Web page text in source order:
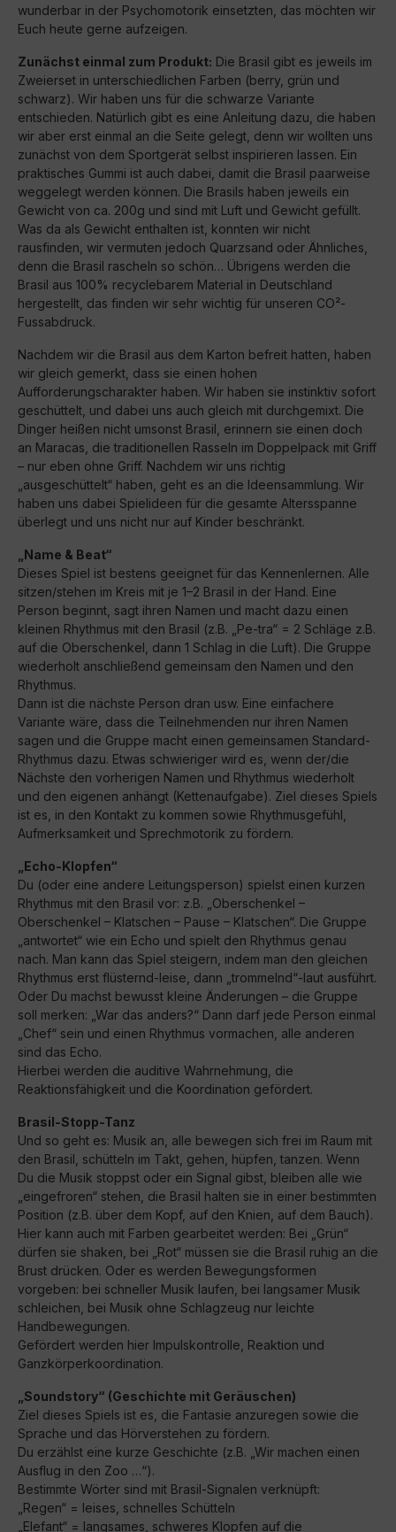
wunderbar in der Psychomotorik einsetzten, das möchten wir
Euch heute gerne aufzeigen.
Zunächst einmal zum Produkt: Die Brasil gibt es jeweils im
Zweierset in unterschiedlichen Farben (berry, grün und
schwarz). Wir haben uns für die schwarze Variante
entschieden. Natürlich gibt es eine Anleitung dazu, die haben
wir aber erst einmal an die Seite gelegt, denn wir wollten uns
zunächst von dem Sportgerät selbst inspirieren lassen. Ein
praktisches Gummi ist auch dabei, damit die Brasil paarweise
weggelegt werden können. Die Brasils haben jeweils ein
Gewicht von ca. 200g und sind mit Luft und Gewicht gefüllt.
Was da als Gewicht enthalten ist, konnten wir nicht
rausfinden, wir vermuten jedoch Quarzsand oder Ähnliches,
denn die Brasil rascheln so schön… Übrigens werden die
Brasil aus 100% recyclebarem Material in Deutschland
hergestellt, das finden wir sehr wichtig für unseren CO²-
Fussabdruck.
Nachdem wir die Brasil aus dem Karton befreit hatten, haben
wir gleich gemerkt, dass sie einen hohen
Aufforderungscharakter haben. Wir haben sie instinktiv sofort
geschüttelt, und dabei uns auch gleich mit durchgemixt. Die
Dinger heißen nicht umsonst Brasil, erinnern sie einen doch
an Maracas, die traditionellen Rasseln im Doppelpack mit Griff
– nur eben ohne Griff. Nachdem wir uns richtig
„ausgeschüttelt“ haben, geht es an die Ideensammlung. Wir
haben uns dabei Spielideen für die gesamte Altersspanne
überlegt und uns nicht nur auf Kinder beschränkt.
„Name & Beat“
Dieses Spiel ist bestens geeignet für das Kennenlernen. Alle
sitzen/stehen im Kreis mit je 1–2 Brasil in der Hand. Eine
Person beginnt, sagt ihren Namen und macht dazu einen
kleinen Rhythmus mit den Brasil (z.B. „Pe-tra“ = 2 Schläge z.B.
auf die Oberschenkel, dann 1 Schlag in die Luft). Die Gruppe
wiederholt anschließend gemeinsam den Namen und den
Rhythmus.
Dann ist die nächste Person dran usw. Eine einfachere
Variante wäre, dass die Teilnehmenden nur ihren Namen
sagen und die Gruppe macht einen gemeinsamen Standard-
Rhythmus dazu. Etwas schwieriger wird es, wenn der/die
Nächste den vorherigen Namen und Rhythmus wiederholt
und den eigenen anhängt (Kettenaufgabe). Ziel dieses Spiels
ist es, in den Kontakt zu kommen sowie Rhythmusgefühl,
Aufmerksamkeit und Sprechmotorik zu fördern.
„Echo-Klopfen“
Du (oder eine andere Leitungsperson) spielst einen kurzen
Rhythmus mit den Brasil vor: z.B. „Oberschenkel –
Oberschenkel – Klatschen – Pause – Klatschen“. Die Gruppe
„antwortet“ wie ein Echo und spielt den Rhythmus genau
nach. Man kann das Spiel steigern, indem man den gleichen
Rhythmus erst flüsternd-leise, dann „trommelnd“-laut ausführt.
Oder Du machst bewusst kleine Änderungen – die Gruppe
soll merken: „War das anders?“ Dann darf jede Person einmal
„Chef“ sein und einen Rhythmus vormachen, alle anderen
sind das Echo.
Hierbei werden die auditive Wahrnehmung, die
Reaktionsfähigkeit und die Koordination gefördert.
Brasil-Stopp-Tanz
Und so geht es: Musik an, alle bewegen sich frei im Raum mit
den Brasil, schütteln im Takt, gehen, hüpfen, tanzen. Wenn
Du die Musik stoppst oder ein Signal gibst, bleiben alle wie
„eingefroren“ stehen, die Brasil halten sie in einer bestimmten
Position (z.B. über dem Kopf, auf den Knien, auf dem Bauch).
Hier kann auch mit Farben gearbeitet werden: Bei „Grün“
dürfen sie shaken, bei „Rot“ müssen sie die Brasil ruhig an die
Brust drücken. Oder es werden Bewegungsformen
vorgeben: bei schneller Musik laufen, bei langsamer Musik
schleichen, bei Musik ohne Schlagzeug nur leichte
Handbewegungen.
Gefördert werden hier Impulskontrolle, Reaktion und
Ganzkörperkoordination.
„Soundstory“ (Geschichte mit Geräuschen)
Ziel dieses Spiels ist es, die Fantasie anzuregen sowie die
Sprache und das Hörverstehen zu fördern.
Du erzählst eine kurze Geschichte (z.B. „Wir machen einen
Ausflug in den Zoo …“).
Bestimmte Wörter sind mit Brasil-Signalen verknüpft:
„Regen“ = leises, schnelles Schütteln
„Elefant“ = langsames, schweres Klopfen auf die